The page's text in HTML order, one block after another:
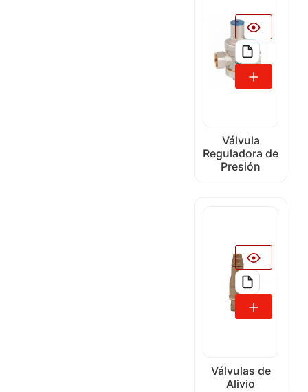
Válvula
Reguladora de
Presión
Válvulas de
Alivio